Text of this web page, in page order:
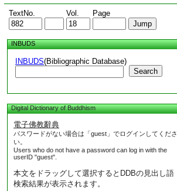
TextNo. Vol. Page
INBUDS
INBUDS(Bibliographic Database)
Search
Digital Dictionary of Buddhism
電子佛教辭典
パスワードがない場合は「guest」でログインしてくださ
い。
Users who do not have a password can log in with the
userID "guest".
本文をドラッグして選択するとDDBの見出し語
検索結果が表示されます。